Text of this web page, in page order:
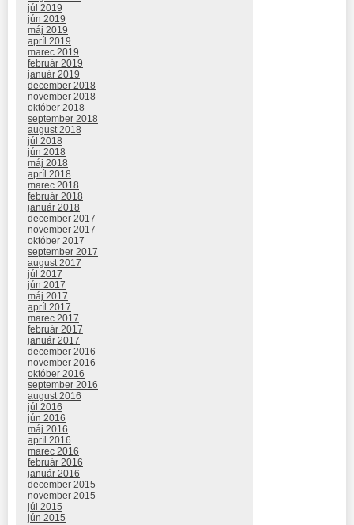
júl 2019
jún 2019
máj 2019
apríl 2019
marec 2019
február 2019
január 2019
december 2018
november 2018
október 2018
september 2018
august 2018
júl 2018
jún 2018
máj 2018
apríl 2018
marec 2018
február 2018
január 2018
december 2017
november 2017
október 2017
september 2017
august 2017
júl 2017
jún 2017
máj 2017
apríl 2017
marec 2017
február 2017
január 2017
december 2016
november 2016
október 2016
september 2016
august 2016
júl 2016
jún 2016
máj 2016
apríl 2016
marec 2016
február 2016
január 2016
december 2015
november 2015
júl 2015
jún 2015